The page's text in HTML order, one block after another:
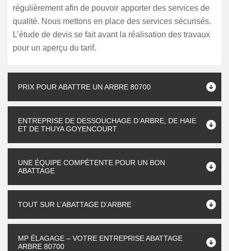
régulièrement afin de pouvoir apporter des services de
qualité. Nous mettons en place des services sécurisés.
L’étude de devis se fait avant la réalisation des travaux
pour un aperçu du tarif.
PRIX POUR ABATTRE UN ARBRE 80700
ENTREPRISE DE DESSOUCHAGE D’ARBRE, DE HAIE
ET DE THUYA GOYENCOURT
UNE ÉQUIPE COMPÉTENTE POUR UN BON
ABATTAGE
TOUT SUR L’ABATTAGE D’ARBRE
MP ÉLAGAGE – VOTRE ENTREPRISE ABATTAGE
ARBRE 80700